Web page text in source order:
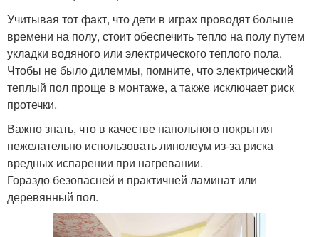
Учитывая тот факт, что дети в играх проводят больше
времени на полу, стоит обеспечить тепло на полу путем
укладки водяного или электрического теплого пола.
Чтобы не было дилеммы, помните, что электрический
теплый пол проще в монтаже, а также исключает риск
протечки.
Важно знать, что в качестве напольного покрытия
нежелательно использовать линолеум из-за риска
вредных испарении при нагревании.
Гораздо безопасней и практичней ламинат или
деревянный пол.